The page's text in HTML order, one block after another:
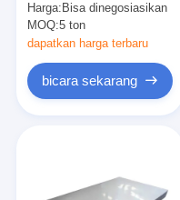
untuk Komponen
Logam Luar Ruangan
Harga: Bisa dinegosiasikan
MOQ:5 ton
dapatkan harga terbaru
bicara sekarang